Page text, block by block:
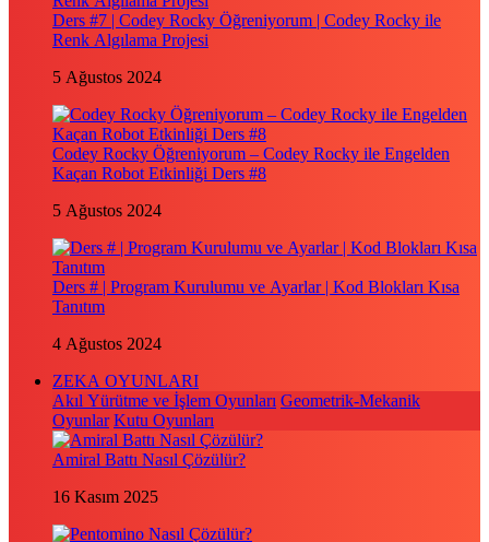
Ders #7 | Codey Rocky Öğreniyorum | Codey Rocky ile
Renk Algılama Projesi
5 Ağustos 2024
Codey Rocky Öğreniyorum – Codey Rocky ile Engelden
Kaçan Robot Etkinliği Ders #8
5 Ağustos 2024
Ders # | Program Kurulumu ve Ayarlar | Kod Blokları Kısa
Tanıtım
4 Ağustos 2024
ZEKA OYUNLARI
Akıl Yürütme ve İşlem Oyunları Geometrik-Mekanik
Oyunlar Kutu Oyunları
Amiral Battı Nasıl Çözülür?
16 Kasım 2025